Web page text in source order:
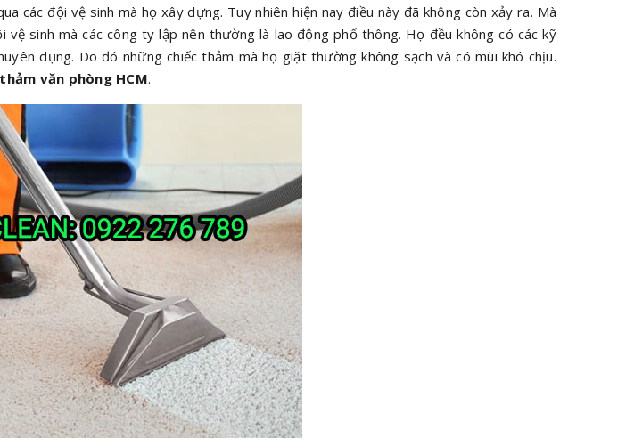
các đội vệ sinh mà họ xây dựng. Tuy nhiên hiện nay điều này đã không còn xảy ra. Mà
sinh mà các công ty lập nên thường là lao động phổ thông. Họ đều không có các kỹ
dụng. Do đó những chiếc thảm mà họ giặt thường không sạch và có mùi khó chịu.
văn phòng HCM.